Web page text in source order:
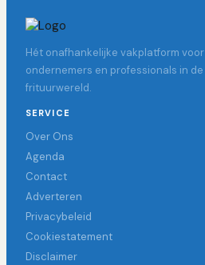
Hét onafhankelijke vakplatform voor
ondernemers en professionals in de
frituurwereld.
SERVICE
Over Ons
Agenda
Contact
Adverteren
Privacybeleid
Cookiestatement
Disclaimer